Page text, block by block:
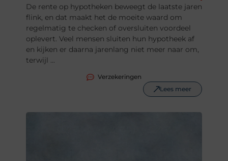
De rente op hypotheken beweegt de laatste jaren
flink, en dat maakt het de moeite waard om
regelmatig te checken of oversluiten voordeel
oplevert. Veel mensen sluiten hun hypotheek af
en kijken er daarna jarenlang niet meer naar om,
terwijl ...
Verzekeringen
Lees meer